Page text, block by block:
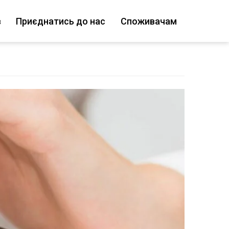
Приєднатись до нас Споживачам